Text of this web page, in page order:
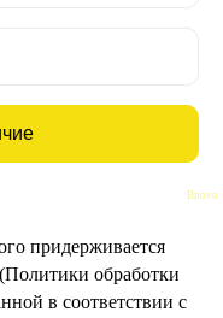
Bnovo
придерживается
обработки
в соответствии с